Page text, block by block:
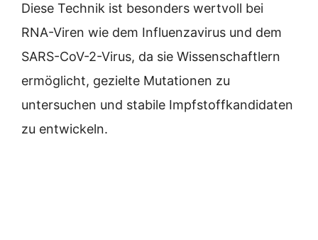
Diese Technik ist besonders wertvoll bei
RNA-Viren wie dem Influenzavirus und dem
SARS-CoV-2-Virus, da sie Wissenschaftlern
ermöglicht, gezielte Mutationen zu
untersuchen und stabile Impfstoffkandidaten
zu entwickeln.